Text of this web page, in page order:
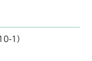
1）